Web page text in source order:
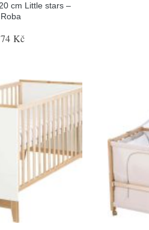
cm Little stars –
Roba
Kč